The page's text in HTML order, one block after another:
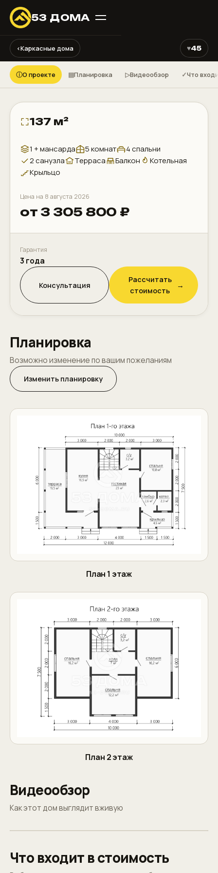
53 ДОМА
‹Каркасные дома ♥45
КАРКАСНЫЙ ДОМ ДК191
⤢
ⓘО проекте ▤Планировка ▷Видеообзор ✓Что
137 м²
1 + мансарда 5 комнат
4 спальни
2 санузла
Терраса Балкон
Котельная
Крыльцо
Цена на 8 августа 2026
от 3 305 800 ₽
Гарантия
3 года
Консультация
Рассчитать
стоимость
→
Планировка
Возможно изменение по вашим пожеланиям
Изменить планировку
План 1 этаж
План 2 этаж
Видеообзор
Как этот дом выглядит вживую
Что входит в стоимость